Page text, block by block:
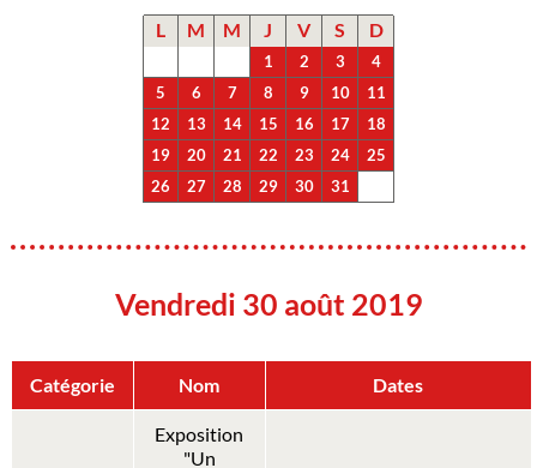
L M M J V S D
1 2 3
4
5
6 7 8 9 10
11
12
13 14 15 16 17
18
19
20 21 22 23 24
25
26
27 28 29 30 31
Vendredi 30 août 2019
Catégorie Nom Dates
Exposition
"Un